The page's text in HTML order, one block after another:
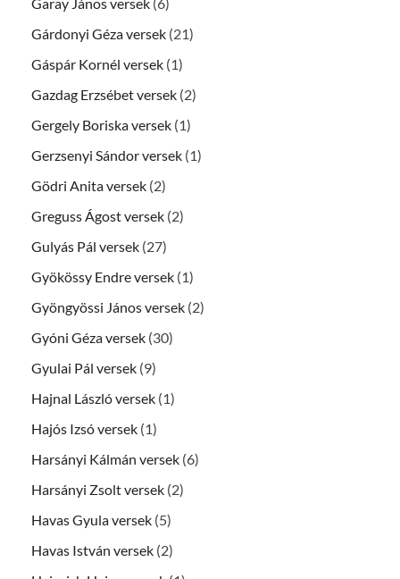
Gárdonyi Géza versek (21)
Gáspár Kornél versek (1)
Gazdag Erzsébet versek (2)
Gergely Boriska versek (1)
Gerzsenyi Sándor versek (1)
Gödri Anita versek (2)
Greguss Ágost versek (2)
Gulyás Pál versek (27)
Gyökössy Endre versek (1)
Gyöngyössi János versek (2)
Gyóni Géza versek (30)
Gyulai Pál versek (9)
Hajnal László versek (1)
Hajós Izsó versek (1)
Harsányi Kálmán versek (6)
Harsányi Zsolt versek (2)
Havas Gyula versek (5)
Havas István versek (2)